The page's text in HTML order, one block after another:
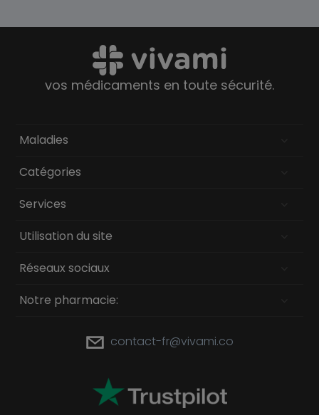
vos médicaments en toute sécurité.
Maladies
Catégories
Services
Utilisation du site
Réseaux sociaux
Notre pharmacie:
contact-fr@vivami.co